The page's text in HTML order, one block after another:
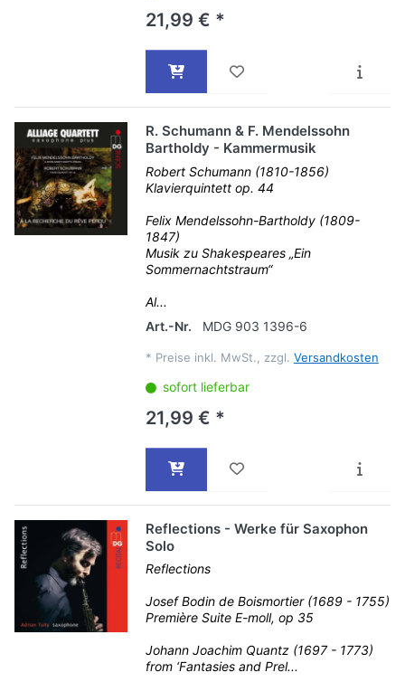
21,99 € *
R. Schumann & F. Mendelssohn
Bartholdy - Kammermusik
Robert Schumann (1810-1856)
Klavierquintett op. 44
Felix Mendelssohn-Bartholdy (1809-
1847)
Musik zu Shakespeares „Ein
Sommernachtstraum“
Al...
Art.-Nr.
MDG 903 1396-6
* Preise inkl. MwSt., zzgl. Versandkosten
sofort lieferbar
21,99 € *
Reflections - Werke für Saxophon
Solo
Reflections
Josef Bodin de Boismortier (1689 - 1755)
Première Suite E-moll, op 35
Johann Joachim Quantz (1697 - 1773)
from ‘Fantasies and Prel...